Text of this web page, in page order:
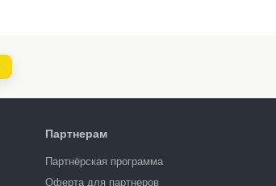
Партнерам
Партнёрская программа
Оферта для партнеров